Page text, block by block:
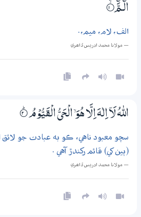
الۗـۗمَّ 1‏۝ۙ
الف، لام، ميم،.
— مولانا محمد ادريس ڏاھري
اللّٰهُ لَآ اِلٰهَ اِلَّا ھُوَ ۙ الْـحَيُّ الْقَيُّوْمُ 2‏۝ۭ
سچو معبود ناهي، ڪو به عبادت جو لائق
(ٻين کي) قائم رکندڙ آهي .
— مولانا محمد ادريس ڏاھري